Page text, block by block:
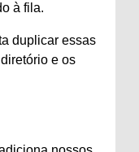
à fila.
duplicar essas
e os